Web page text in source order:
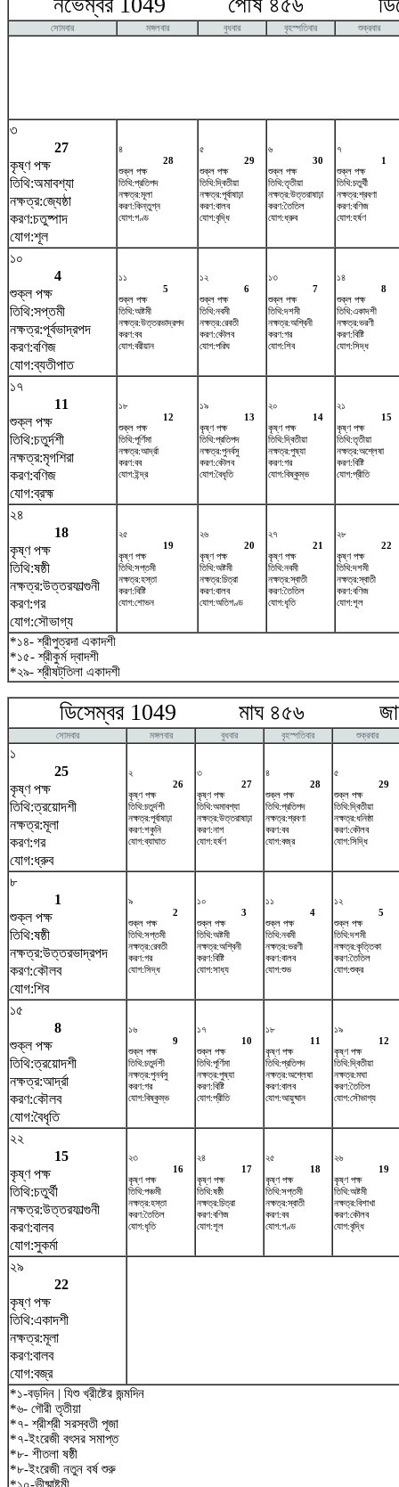
সোমবার মঙ্গলবার বুধবার বৃহস্পতিবার শুক্রবার
৩
27
কৃষ্ণ পক্ষ
তিথি:অমাবশ্যা
নক্ষত্র:জ্যেষ্ঠা
করণ:চতুষ্পাদ
যোগ:শূল
৪
28
শুক্ল পক্ষ
তিথি:প্রতিপদ
নক্ষত্র:মূলা
করণ:কিন্তুগ্ন
যোগ:গণ্ড
৫
29
শুক্ল পক্ষ
তিথি:দ্বিতীয়া
নক্ষত্র:পূর্বাষাঢ়া
করণ:বালব
যোগ:বৃদ্ধি
৬
30
শুক্ল পক্ষ
তিথি:তৃতীয়া
নক্ষত্র:উত্তরাষাঢ়া
করণ:তৈতিল
যোগ:ধ্রুব
৭
1
শুক্ল পক্ষ
তিথি:চতুর্থী
নক্ষত্র:শ্রবণা
করণ:বণিজ
যোগ:হর্ষণ
১০
4
শুক্ল পক্ষ
তিথি:সপ্তমী
নক্ষত্র:পূর্বভাদ্রপদ
করণ:বণিজ
যোগ:ব্যতীপাত
১১
5
শুক্ল পক্ষ
তিথি:অষ্টমী
নক্ষত্র:উত্তরভাদ্রপদ
করণ:বব
যোগ:বরীয়ান
১২
6
শুক্ল পক্ষ
তিথি:নবমী
নক্ষত্র:রেবতী
করণ:কৌলব
যোগ:পরিঘ
১৩
7
শুক্ল পক্ষ
তিথি:দশমী
নক্ষত্র:অশ্বিনী
করণ:গর
যোগ:শিব
১৪
8
শুক্ল পক্ষ
তিথি:একাদশী
নক্ষত্র:ভরণী
করণ:বিষ্টি
যোগ:সিদ্ধ
১৭
11
শুক্ল পক্ষ
তিথি:চতুর্দশী
নক্ষত্র:মৃগশিরা
করণ:বণিজ
যোগ:ব্রহ্ম
১৮
12
শুক্ল পক্ষ
তিথি:পূর্ণিমা
নক্ষত্র:আর্দ্রা
করণ:বব
যোগ:ইন্দ্র
১৯
13
কৃষ্ণ পক্ষ
তিথি:প্রতিপদ
নক্ষত্র:পুনর্বসু
করণ:কৌলব
যোগ:বৈধৃতি
২০
14
কৃষ্ণ পক্ষ
তিথি:দ্বিতীয়া
নক্ষত্র:পুষ্যা
করণ:গর
যোগ:বিষ্কুম্ভ
২১
15
কৃষ্ণ পক্ষ
তিথি:তৃতীয়া
নক্ষত্র:অশ্লেষা
করণ:বিষ্টি
যোগ:প্রীতি
২৪
18
কৃষ্ণ পক্ষ
তিথি:ষষ্ঠী
নক্ষত্র:উত্তরফাল্গুনী
করণ:গর
যোগ:সৌভাগ্য
২৫
19
কৃষ্ণ পক্ষ
তিথি:সপ্তমী
নক্ষত্র:হস্তা
করণ:বিষ্টি
যোগ:শোভন
২৬
20
কৃষ্ণ পক্ষ
তিথি:অষ্টমী
নক্ষত্র:চিত্রা
করণ:বালব
যোগ:অতিগণ্ড
২৭
21
কৃষ্ণ পক্ষ
তিথি:নবমী
নক্ষত্র:স্বাতী
করণ:তৈতিল
যোগ:ধৃতি
২৮
22
কৃষ্ণ পক্ষ
তিথি:দশমী
নক্ষত্র:স্বাতী
করণ:বণিজ
যোগ:শূল
*১৪- শ্রীপুত্রদা একাদশী
*১৫- শ্রীকুর্ম দ্বাদশী
*২৯- শ্রীষট্‌তিলা একাদশী
ডিসেম্বর 1049 মাঘ ৪৫৬
সোমবার মঙ্গলবার বুধবার বৃহস্পতিবার শুক্রবার
১
25
কৃষ্ণ পক্ষ
তিথি:ত্রয়োদশী
নক্ষত্র:মূলা
করণ:গর
যোগ:ধ্রুব
২
26
কৃষ্ণ পক্ষ
তিথি:চতুর্দশী
নক্ষত্র:পূর্বাষাঢ়া
করণ:শকুনি
যোগ:ব্যাঘাত
৩
27
কৃষ্ণ পক্ষ
তিথি:অমাবশ্যা
নক্ষত্র:উত্তরাষাঢ়া
করণ:নাগ
যোগ:হর্ষণ
৪
28
শুক্ল পক্ষ
তিথি:প্রতিপদ
নক্ষত্র:শ্রবণা
করণ:বব
যোগ:বজ্র
৫
29
শুক্ল পক্ষ
তিথি:দ্বিতীয়া
নক্ষত্র:ধনিষ্ঠা
করণ:কৌলব
যোগ:সিদ্ধি
৮
1
শুক্ল পক্ষ
তিথি:ষষ্ঠী
নক্ষত্র:উত্তরভাদ্রপদ
করণ:কৌলব
যোগ:শিব
৯
2
শুক্ল পক্ষ
তিথি:সপ্তমী
নক্ষত্র:রেবতী
করণ:গর
যোগ:সিদ্ধ
১০
3
শুক্ল পক্ষ
তিথি:অষ্টমী
নক্ষত্র:অশ্বিনী
করণ:বিষ্টি
যোগ:সাধ্য
১১
4
শুক্ল পক্ষ
তিথি:নবমী
নক্ষত্র:ভরণী
করণ:বালব
যোগ:শুভ
১২
5
শুক্ল পক্ষ
তিথি:দশমী
নক্ষত্র:কৃত্তিকা
করণ:তৈতিল
যোগ:শুক্র
১৫
8
শুক্ল পক্ষ
তিথি:ত্রয়োদশী
নক্ষত্র:আর্দ্রা
করণ:কৌলব
যোগ:বৈধৃতি
১৬
9
শুক্ল পক্ষ
তিথি:চতুর্দশী
নক্ষত্র:পুনর্বসু
করণ:গর
যোগ:বিষ্কুম্ভ
১৭
10
শুক্ল পক্ষ
তিথি:পূর্ণিমা
নক্ষত্র:পুষ্যা
করণ:বিষ্টি
যোগ:প্রীতি
১৮
11
কৃষ্ণ পক্ষ
তিথি:প্রতিপদ
নক্ষত্র:অশ্লেষা
করণ:বালব
যোগ:আয়ুষ্মান
১৯
12
কৃষ্ণ পক্ষ
তিথি:দ্বিতীয়া
নক্ষত্র:মঘা
করণ:তৈতিল
যোগ:সৌভাগ্য
২২
15
কৃষ্ণ পক্ষ
তিথি:চতুর্থী
নক্ষত্র:উত্তরফাল্গুনী
করণ:বালব
যোগ:সুকর্মা
২৩
16
কৃষ্ণ পক্ষ
তিথি:পঞ্চমী
নক্ষত্র:হস্তা
করণ:তৈতিল
যোগ:ধৃতি
২৪
17
কৃষ্ণ পক্ষ
তিথি:ষষ্ঠী
নক্ষত্র:চিত্রা
করণ:বণিজ
যোগ:শূল
২৫
18
কৃষ্ণ পক্ষ
তিথি:সপ্তমী
নক্ষত্র:স্বাতী
করণ:বব
যোগ:গণ্ড
২৬
19
কৃষ্ণ পক্ষ
তিথি:অষ্টমী
নক্ষত্র:বিশাখা
করণ:কৌলব
যোগ:বৃদ্ধি
২৯
22
কৃষ্ণ পক্ষ
তিথি:একাদশী
নক্ষত্র:মূলা
করণ:বালব
যোগ:বজ্র
*১-বড়দিন | যিশু খ্রীষ্টের জন্মদিন
*৬- গৌরী তৃতীয়া
*৭- শ্রীশ্রী সরস্বতী পূজা
*৭-ইংরেজী বৎসর সমাপ্ত
*৮- শীতলা ষষ্ঠী
*৮-ইংরেজী নতুন বর্ষ শুরু